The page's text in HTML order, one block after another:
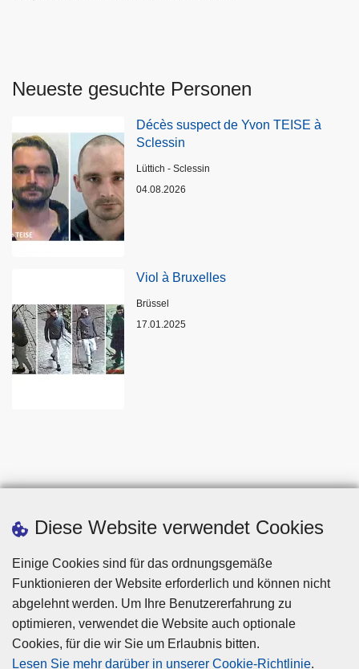
Diese Website verwendet Cookies
Einige Cookies sind für das ordnungsgemäße
Funktionieren der Website erforderlich und können nicht
abgelehnt werden. Um Ihre Benutzererfahrung zu
optimieren, verwendet die Website auch optionale
Cookies, für die wir Sie um Erlaubnis bitten.
Lesen Sie mehr darüber in unserer Cookie-Richtlinie.
Neueste gesuchte Personen
Décès suspect de Yvon TEISE à
Sclessin
Standort
Lüttich - Sclessin
04.08.2026
Viol à Bruxelles
Standort
Brüssel
17.01.2025
Disclaimer